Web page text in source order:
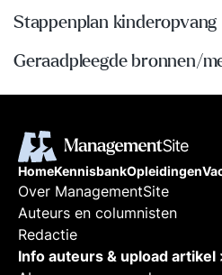
Stappenplan kinderopvang
Geraadpleegde bronnen/
HomeKennisbankOpleidingen
Over ManagementSite
Auteurs en columnisten
Redactie
Info auteurs & upload artikel